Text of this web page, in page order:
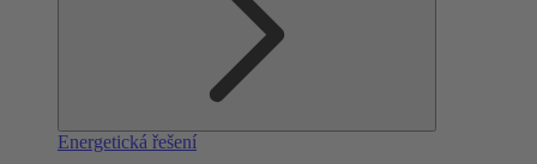
Energetická řešení